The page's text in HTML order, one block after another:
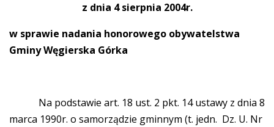
z dnia 4 sierpnia 2004r.
w sprawie nadania honorowego obywatelstwa
Gminy Węgierska Górka
Na podstawie art. 18 ust. 2 pkt. 14 ustawy z dnia 8
marca 1990r. o samorządzie gminnym (t. jedn. Dz. U. Nr